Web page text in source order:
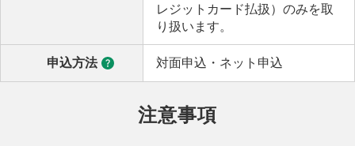
レジットカード払扱）のみを取
り扱います。
申込方法 対面申込・ネット申込
注意事項